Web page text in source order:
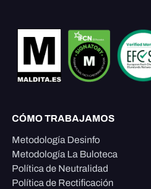
CÓMO TRABAJAMOS
Metodología Desinfo
Metodología La Buloteca
Política de Neutralidad
Política de Rectificación